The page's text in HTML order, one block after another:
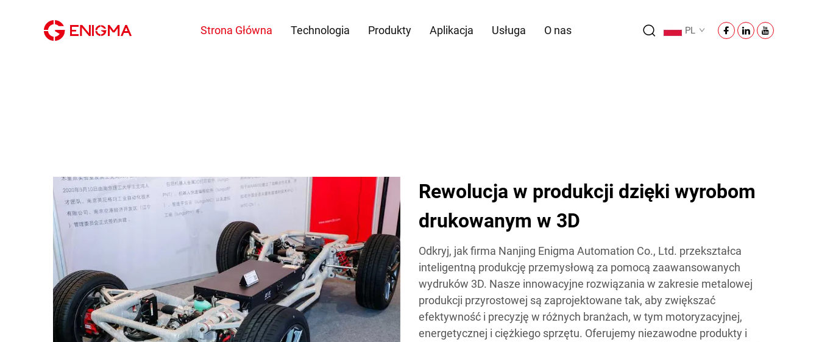
Strona Główna Technologia Produkty Aplikacja Usługa O nas PL
Rewolucja w produkcji dzięki wyrobom
drukowanym w 3D
Odkryj, jak firma Nanjing Enigma Automation Co., Ltd. przekształca
inteligentną produkcję przemysłową za pomocą zaawansowanych
wydruków 3D. Nasze innowacyjne rozwiązania w zakresie metalowej
produkcji przyrostowej są zaprojektowane tak, aby zwiększać
efektywność i precyzję w różnych branżach, w tym motoryzacyjnej,
energetycznej i ciężkiego sprzętu. Oferujemy niezawodne produkty i